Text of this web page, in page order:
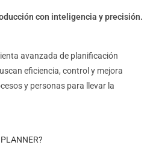
con inteligencia y precisión.
avanzada de planificación
eficiencia, control y mejora
y personas para llevar la